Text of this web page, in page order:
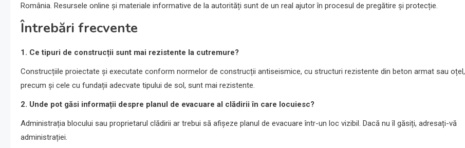
România. Resursele online și materiale informative de la autorități sunt de un real ajutor în procesul de pregătire și protecție.
Întrebări frecvente
1. Ce tipuri de construcții sunt mai rezistente la cutremure?
Construcțiile proiectate și executate conform normelor de construcții antiseismice, cu structuri rezistente din beton armat sau oțel,
precum și cele cu fundații adecvate tipului de sol, sunt mai rezistente.
2. Unde pot găsi informații despre planul de evacuare al clădirii în care locuiesc?
Administrația blocului sau proprietarul clădirii ar trebui să afișeze planul de evacuare într-un loc vizibil. Dacă nu îl găsiți, adresați-vă
administrației.